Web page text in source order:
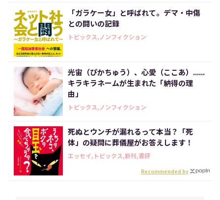
「ガラケー女」と呼ばれて。デマ・中傷
との闘いの記録
トピックス,ノンフィクション
光宙（ぴかちゅう）、心愛（ここあ）......
キラキラネームが生まれた「納得の理
由」
トピックス,ノンフィクション
死ぬとウンチが漏れるって本当？「死
体」の疑問に葬儀屋がお答えします！
エッセイ,トピックス,新刊,書評
Recommended by